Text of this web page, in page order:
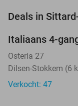
Deals in
TODAY
Italiaans 4-
Osteria 27
Dilsen-Stokkem (6
Verkocht: 47